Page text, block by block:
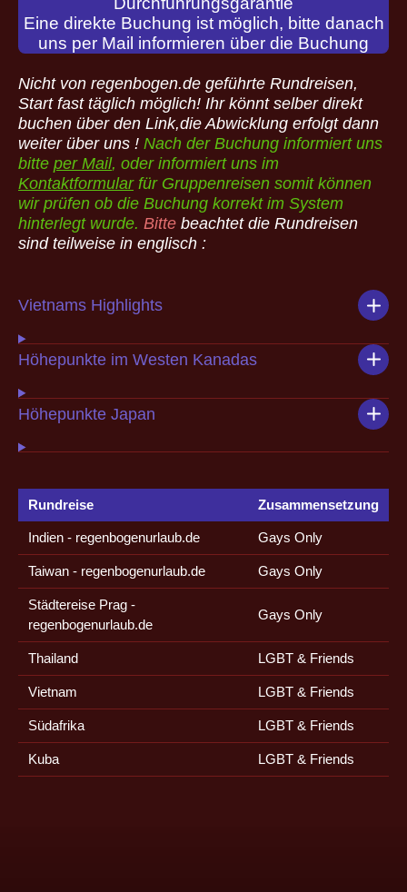
Eine direkte Buchung ist möglich, bitte danach
uns per Mail informieren über die Buchung
Nicht von regenbogen.de geführte Rundreisen,
Start fast täglich möglich! Ihr könnt selber direkt
buchen über den Link,die Abwicklung erfolgt dann
weiter über uns ! Nach der Buchung informiert uns
bitte per Mail, oder informiert uns im
Kontaktformularfür Gruppenreisen somit können
wir prüfen ob die Buchung korrekt im System
hinterlegt wurde. Bitte beachtet die Rundreisen
sind teilweise in englisch :
Vietnams Highlights
Höhepunkte im Westen Kanadas
Höhepunkte Japan
Rundreise Zusammensetzung
Indien - regenbogenurlaub.de Gays Only
Taiwan - regenbogenurlaub.de Gays Only
Städtereise Prag -
regenbogenurlaub.de
Gays Only
Thailand LGBT & Friends
Vietnam LGBT & Friends
Südafrika LGBT & Friends
Kuba LGBT & Friends